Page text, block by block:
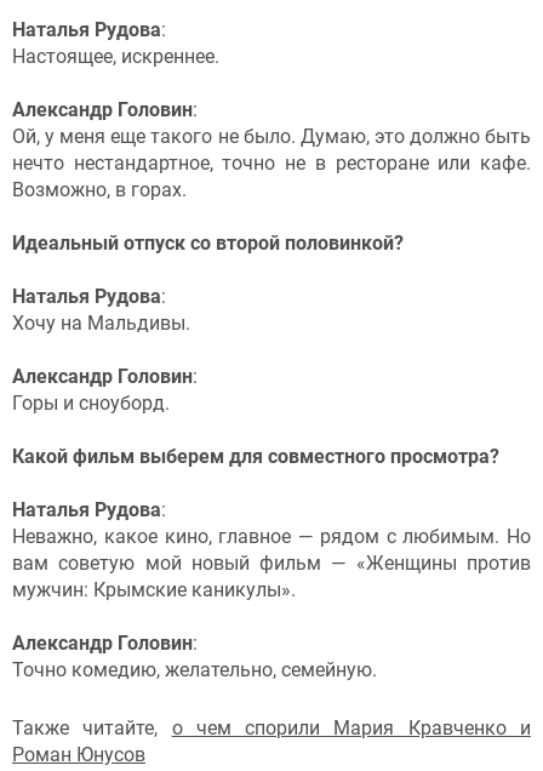
Наталья Рудова:
Настоящее, искреннее.
Александр Головин:
Ой, у меня еще такого не было. Думаю, это должно быть
нечто нестандартное, точно не в ресторане или кафе.
Возможно, в горах.
Идеальный отпуск со второй половинкой?
Наталья Рудова:
Хочу на Мальдивы.
Александр Головин:
Горы и сноуборд.
Какой фильм выберем для совместного просмотра?
Наталья Рудова:
Неважно, какое кино, главное — рядом с любимым. Но
вам советую мой новый фильм — «Женщины против
мужчин: Крымские каникулы».
Александр Головин:
Точно комедию, желательно, семейную.
Также читайте, о чем спорили Мария Кравченко и
Роман Юнусов